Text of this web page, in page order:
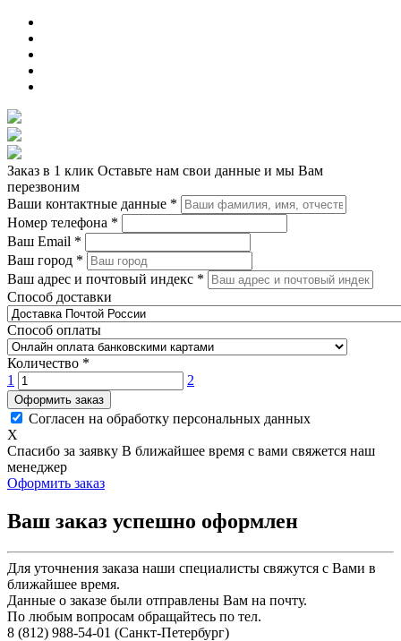
Заказ в 1 клик Оставьте нам свои данные и мы Вам
перезвоним
Ваши контактные данные *
Номер телефона *
Ваш Email *
Ваш город *
Ваш адрес и почтовый индекс *
Способ доставки
Способ оплаты
Количество *
1
2
Оформить заказ
Согласен на обработку персональных данных
X
Спасибо за заявку В ближайшее время с вами свяжется наш
менеджер
Оформить заказ
Ваш заказ успешно оформлен
Для уточнения заказа наши специалисты свяжутся с Вами в
ближайшее время.
Данные о заказе были отправлены Вам на почту.
По любым вопросам обращайтесь по тел.
8 (812) 988-54-01 (Санкт-Петербург)